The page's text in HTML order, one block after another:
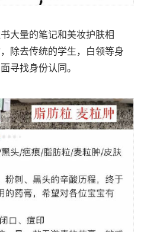
大量的笔记和美妆护肤相
除去传统的学生，白领等身
寻找身份认同。